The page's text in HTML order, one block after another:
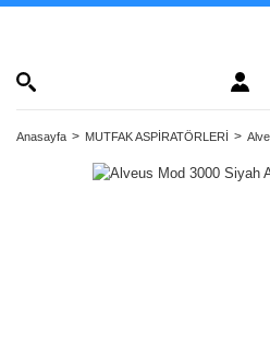
Anasayfa MUTFAK ASPİRATÖRLERİ